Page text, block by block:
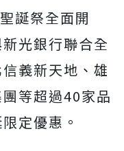
誕祭全面開
光銀行聯合全
義新天地、雄
等超過40家品
定優惠。